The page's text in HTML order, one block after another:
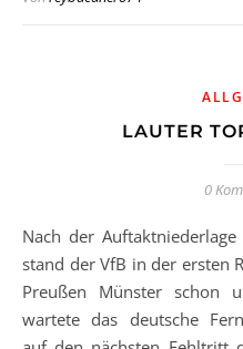
LAUTER
0
Nach der Auftaktniederlage am ersten Bundesligaspieltag
stand der VfB in der ersten
Preußen Münster schon
wartete das deutsche